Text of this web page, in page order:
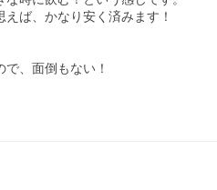
ば、かなり安く済みます！
、面倒もない！